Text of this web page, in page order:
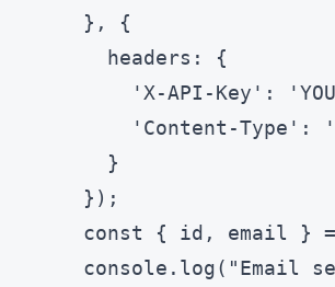
    }, {
      headers: {
'X-API-Key':
'Content-Type':
      }
    });
const { id, email }
console.log("Email